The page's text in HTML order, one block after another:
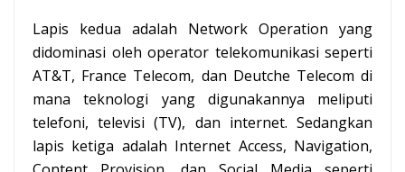
Lapis kedua adalah Network Operation yang
didominasi oleh operator telekomunikasi seperti
AT&T, France Telecom, dan Deutche Telecom di
mana teknologi yang digunakannya meliputi
telefoni, televisi (TV), dan internet. Sedangkan
lapis ketiga adalah Internet Access, Navigation,